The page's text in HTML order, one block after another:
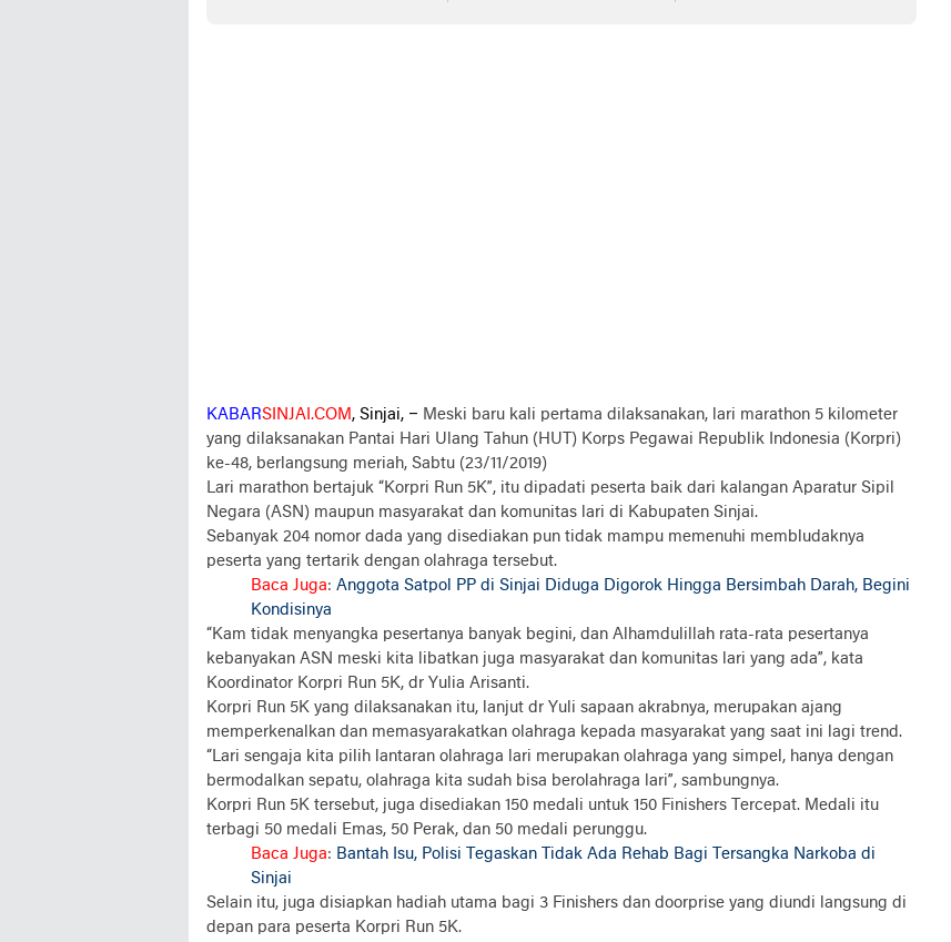
KABARSINJAI.COM, Sinjai, – Meski baru kali pertama dilaksanakan, lari marathon 5 kilometer
yang dilaksanakan Pantai Hari Ulang Tahun (HUT) Korps Pegawai Republik Indonesia (Korpri)
ke-48, berlangsung meriah, Sabtu (23/11/2019)
Lari marathon bertajuk “Korpri Run 5K”, itu dipadati peserta baik dari kalangan Aparatur Sipil
Negara (ASN) maupun masyarakat dan komunitas lari di Kabupaten Sinjai.
Sebanyak 204 nomor dada yang disediakan pun tidak mampu memenuhi membludaknya
peserta yang tertarik dengan olahraga tersebut.
Baca Juga: Anggota Satpol PP di Sinjai Diduga Digorok Hingga Bersimbah Darah, Begini
Kondisinya
“Kam tidak menyangka pesertanya banyak begini, dan Alhamdulillah rata-rata pesertanya
kebanyakan ASN meski kita libatkan juga masyarakat dan komunitas lari yang ada”, kata
Koordinator Korpri Run 5K, dr Yulia Arisanti.
Korpri Run 5K yang dilaksanakan itu, lanjut dr Yuli sapaan akrabnya, merupakan ajang
memperkenalkan dan memasyarakatkan olahraga kepada masyarakat yang saat ini lagi trend.
“Lari sengaja kita pilih lantaran olahraga lari merupakan olahraga yang simpel, hanya dengan
bermodalkan sepatu, olahraga kita sudah bisa berolahraga lari”, sambungnya.
Korpri Run 5K tersebut, juga disediakan 150 medali untuk 150 Finishers Tercepat. Medali itu
terbagi 50 medali Emas, 50 Perak, dan 50 medali perunggu.
Baca Juga: Bantah Isu, Polisi Tegaskan Tidak Ada Rehab Bagi Tersangka Narkoba di
Sinjai
Selain itu, juga disiapkan hadiah utama bagi 3 Finishers dan doorprise yang diundi langsung di
depan para peserta Korpri Run 5K.